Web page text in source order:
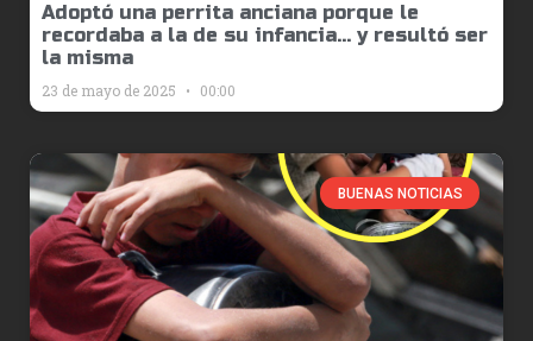
Adoptó una perrita anciana porque le
recordaba a la de su infancia… y resultó ser
la misma
23 de mayo de 2025 00:00
BUENAS NOTICIAS